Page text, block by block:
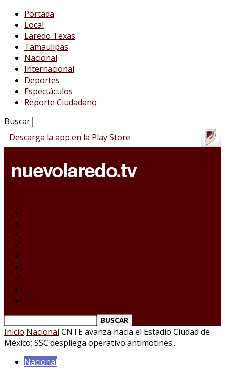
Portada
Local
Laredo Texas
Tamaulipas
Nacional
Internacional
Deportes
Espectáculos
Reporte Ciudadano
Buscar
Descarga la app en la Play Store
Inicio Nacional CNTE avanza hacia el Estadio Ciudad de
México; SSC despliega operativo antimotines...
Nacional